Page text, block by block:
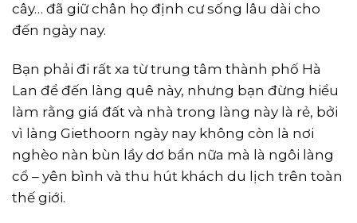
cây… đã giữ chân họ định cư sống lâu dài cho
đến ngày nay.
Bạn phải đi rất xa từ trung tâm thành phố Hà
Lan để đến làng quê này, nhưng bạn đừng hiểu
làm rằng giá đất và nhà trong làng này là rẻ, bởi
vì làng Giethoorn ngày nay không còn là nơi
nghèo nàn bùn lầy dơ bẩn nữa mà là ngôi làng
cổ – yên bình và thu hút khách du lịch trên toàn
thế giới.